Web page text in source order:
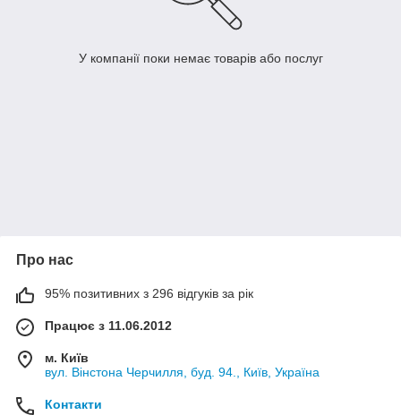
У компанії поки немає товарів або послуг
Про нас
95% позитивних з 296 відгуків за рік
Працює з 11.06.2012
м. Київ
вул. Вінстона Черчилля, буд. 94., Київ, Україна
Контакти